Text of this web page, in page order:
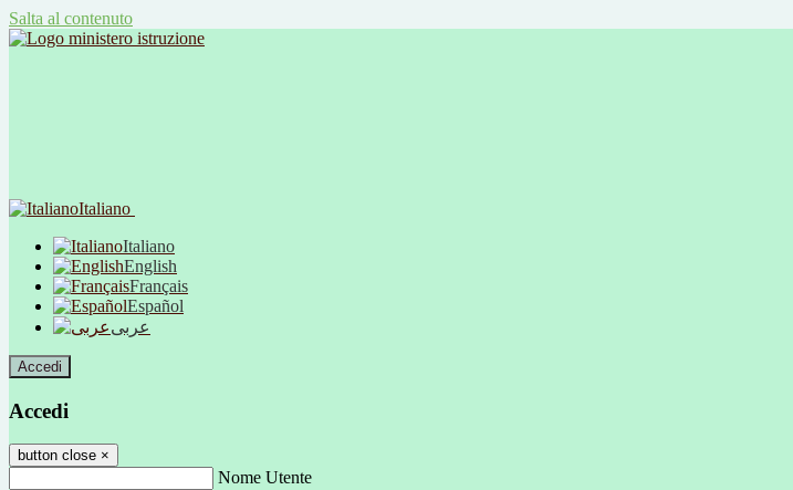
Salta al contenuto
Italiano
Italiano
English
Français
Español
عربى
Accedi
Accedi
button close ×
Nome Utente